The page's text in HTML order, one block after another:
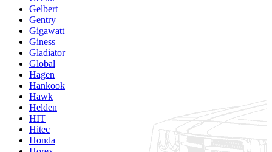
Gelbert
Gentry
Gigawatt
Giness
Gladiator
Global
Hagen
Hankook
Hawk
Helden
HIT
Hitec
Honda